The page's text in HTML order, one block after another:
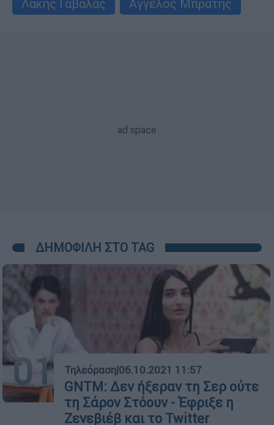
Λάκης Γαβαλάς Άγγελος Μπράτης
ΔΗΜΟΦΙΛΗ ΣΤΟ TAG
01 Τηλεόραση|06.10.2021 11:57
GNTM: Δεν ήξεραν τη Σερ ούτε
τη Σάρον Στόουν - Έφριξε η
Ζενεβιέβ και το Twitter